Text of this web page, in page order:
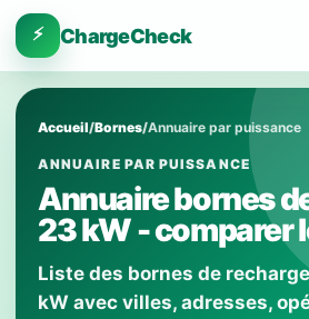
⚡ ChargeCheck
Accueil/Bornes/Annuaire par puissance
ANNUAIRE PAR PUISSANCE
Annuaire bornes
23 kW - comparer
Liste des bornes de
kW avec villes, adresses,